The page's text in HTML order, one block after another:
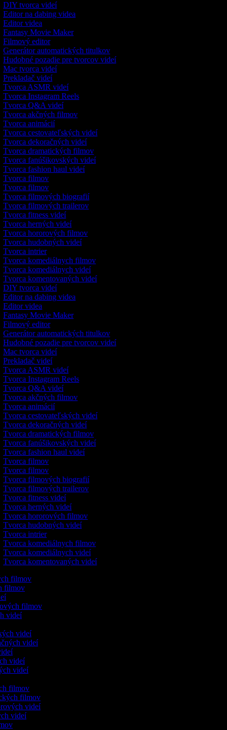
DIY tvorca videí
Editor na dabing videa
Editor videa
Fantasy Movie Maker
Filmový editor
Generátor automatických titulkov
Hudobné pozadie pre tvorcov videí
Mac tvorca videí
Prekladač videí
Tvorca ASMR videí
Tvorca Instagram Reels
Tvorca Q&A videí
Tvorca akčných filmov
Tvorca animácií
Tvorca cestovateľských videí
Tvorca dekoračných videí
Tvorca dramatických filmov
Tvorca fanúšikovských videí
Tvorca fashion haul videí
Tvorca filmov
Tvorca filmov
Tvorca filmových biografií
Tvorca filmových trailerov
Tvorca fitness videí
Tvorca herných videí
Tvorca hororových filmov
Tvorca hudobných videí
Tvorca intrier
Tvorca komediálnych filmov
Tvorca komediálnych videí
Tvorca komentovaných videí
DIY tvorca videí
Editor na dabing videa
Editor videa
Fantasy Movie Maker
Filmový editor
Generátor automatických titulkov
Hudobné pozadie pre tvorcov videí
Mac tvorca videí
Prekladač videí
Tvorca ASMR videí
Tvorca Instagram Reels
Tvorca Q&A videí
Tvorca akčných filmov
Tvorca animácií
Tvorca cestovateľských videí
Tvorca dekoračných videí
Tvorca dramatických filmov
Tvorca fanúšikovských videí
Tvorca fashion haul videí
Tvorca filmov
Tvorca filmov
Tvorca filmových biografií
Tvorca filmových trailerov
Tvorca fitness videí
Tvorca herných videí
Tvorca hororových filmov
Tvorca hudobných videí
Tvorca intrier
Tvorca komediálnych filmov
Tvorca komediálnych videí
Tvorca komentovaných videí
filmov
filmov
filmov
videí
videí
videí
videí
videí
filmov
filmov
videí
videí